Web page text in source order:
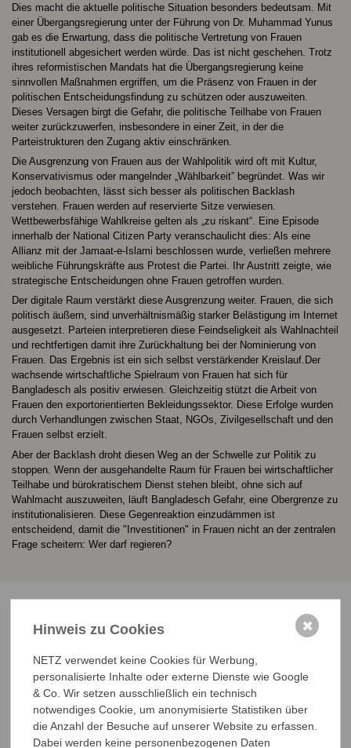
Dies macht die aktuelle politische Situation besonders bedeutsam. Mit
einer Übergangsregierung unter der Führung von Dr. Muhammad Yunus
gab es die Erwartung, dass die politische Vertretung von Frauen
institutionell abgesichert werden würde. Das ist nicht geschehen. Trotz
ihres reformistischen Mandats hat die Übergangsregierung keine
sinnvollen Maßnahmen ergriffen, um die Präsenz von Frauen in der
politischen Entscheidungsfindung zu schützen oder auszuweiten.
Dieses Versagen birgt die Gefahr, die politische Teilhabe von Frauen
weiter zurückzuwerfen, insbesondere in einer Zeit, in der die
Parteistrukturen den Zugang aktiv einschränken.
Die Ausgrenzung von Frauen aus der Wahlpolitik wird oft mit Kultur,
Konservativismus oder mangelnder „Wählbarkeit” begründet. Was wir
jedoch beobachten, lässt sich besser als politischen Backlash
verstehen. Frauen werden auf reservierte Sitze verwiesen.
Wettbewerbsfähige Wahlkreise gelten als „zu riskant“. Eine Episode
innerhalb der National Citizen Party veranschaulicht dies: Als eine
Allianz mit der Jamaat-e-Islami beschlossen wurde, verließen mehrere
weibliche Führungskräfte aus Protest die Partei. Ihr Austritt zeigte, wie
strategische Entscheidungen ohne Frauen getroffen wurden.
Der digitale Raum verstärkt diese Ausgrenzung weiter. Frauen, die sich
politisch äußern, sind unverhältnismäßig starker Belästigung im Internet
ausgesetzt. Parteien interpretieren diese Feindseligkeit als Wahlnachteil
und rechtfertigen damit ihre Zurückhaltung bei der Nominierung von
Frauen. Das Ergebnis ist ein sich selbst verstärkender Kreislauf.Der
wachsende wirtschaftliche Spielraum von Frauen hat sich für
Bangladesch als positiv erwiesen. Gleichzeitig stützt die Arbeit von
Frauen den exportorientierten Bekleidungssektor. Diese Erfolge wurden
durch Verhandlungen zwischen Staat, NGOs, Zivilgesellschaft und den
Frauen selbst erzielt.
Aber der Backlash droht diesen Weg an der Schwelle zur Politik zu
stoppen. Wenn der ausgehandelte Raum für Frauen bei wirtschaftlicher
Teilhabe und bürokratischem Dienst stehen bleibt, ohne sich auf
Wahlmacht auszuweiten, läuft Bangladesch Gefahr, eine Obergrenze zu
institutionalisieren. Diese Gegenreaktion einzudämmen ist
entscheidend, damit die "Investitionen" in Frauen nicht an der zentralen
Frage scheitern: Wer darf regieren?
Die Bürokratie muss frei von Parteipolitik sein
Vorschläge für die nächste Regierung
- Einstellungsverfahren überarbeiten, um leistungsgerechten
Zugang sicherzustellen
Hinweis zu Cookies
NETZ verwendet keine Cookies für Werbung,
personalisierte Inhalte oder externe Dienste wie Google
& Co. Wir setzen ausschließlich ein technisch
notwendiges Cookie, um anonymisierte Statistiken über
die Anzahl der Besuche auf unserer Website zu erfassen.
Dabei werden keine personenbezogenen Daten
✖